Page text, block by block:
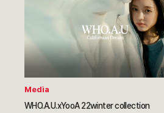
Media
WHO.A.U.xYooA 22winter collection